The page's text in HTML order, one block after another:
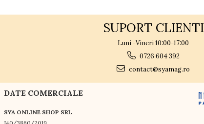
SUPORT CLIENTI
Luni -Vineri 10:00-17:00
0726 604 392
contact@syamag.ro
DATE COMERCIALE
SYA ONLINE SHOP SRL